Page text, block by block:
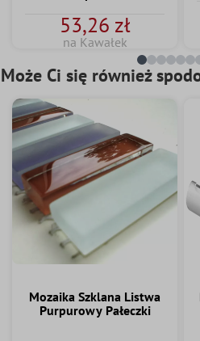
53,26 zł
na Kawałek
Może Ci się również
Mozaika Szklana Listwa
Purpurowy Pałeczki